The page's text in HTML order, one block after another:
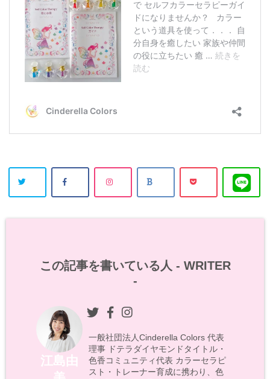
この記事を書いている人 - WRITER
-
江島由
一般社団法人Cinderella Colors 代表
理事 ドテラダイヤモンドタイトル・
色香コミュニティ代表 カラーセラピ
スト・トレーナー育成に携わり、色